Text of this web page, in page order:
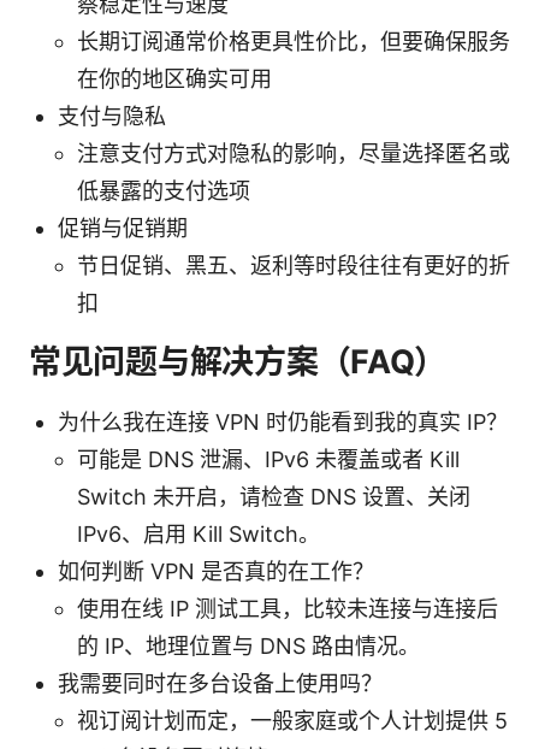
长期订阅通常价格更具性价比，但要确保服务
在你的地区确实可用
支付与隐私
注意支付方式对隐私的影响，尽量选择匿名或
低暴露的支付选项
促销与促销期
节日促销、黑五、返利等时段往往有更好的折
扣
常见问题与解决方案（FAQ）
为什么我在连接 VPN 时仍能看到我的真实 IP？
可能是 DNS 泄漏、IPv6 未覆盖或者 Kill
Switch 未开启，请检查 DNS 设置、关闭
IPv6、启用 Kill Switch。
如何判断 VPN 是否真的在工作？
使用在线 IP 测试工具，比较未连接与连接后
的 IP、地理位置与 DNS 路由情况。
我需要同时在多台设备上使用吗？
视订阅计划而定，一般家庭或个人计划提供 5